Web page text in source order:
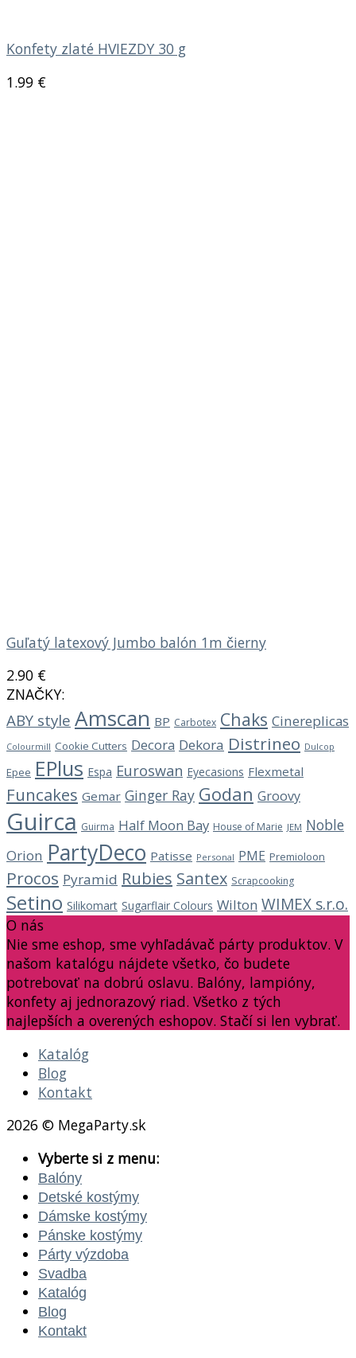
Konfety zlaté HVIEZDY 30 g
1.99 €
Guľatý latexový Jumbo balón 1m čierny
2.90 €
ZNAČKY:
ABY style Amscan BP Carbotex Chaks Cinereplicas
Colourmill Cookie Cutters Decora Dekora Distrineo Dulcop
Epee EPlus Espa Euroswan Eyecasions Flexmetal
Funcakes Gemar Ginger Ray Godan Groovy
Guirca Guirma Half Moon Bay House of Marie JEM Noble
Orion PartyDeco Patisse Personal PME Premioloon
Procos Pyramid Rubies Santex Scrapcooking
Setino Silikomart Sugarflair Colours Wilton WIMEX s.r.o.
O nás
Nie sme eshop, sme vyhľadávač párty produktov. V
našom katalógu nájdete všetko, čo budete
potrebovať na dobrú oslavu. Balóny, lampióny,
konfety aj jednorazový riad. Všetko z tých
najlepších a overených eshopov. Stačí si len vybrať.
Katalóg
Blog
Kontakt
2026 © MegaParty.sk
Vyberte si z menu:
Balóny
Detské kostýmy
Dámske kostýmy
Pánske kostýmy
Párty výzdoba
Svadba
Katalóg
Blog
Kontakt